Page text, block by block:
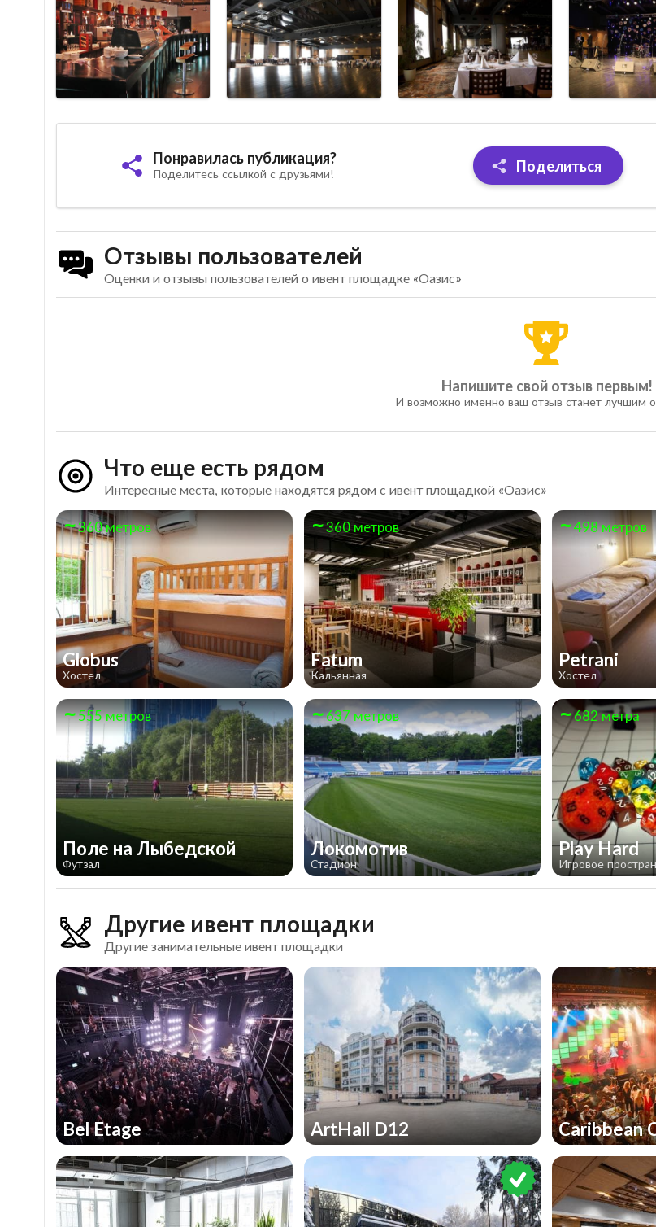
Понравилась публикация?
Поделитесь ссылкой с друзьями! Поделиться
Отзывы пользователей
Оценки и отзывы пользователей о ивент площадке «Оазис»
Напишите свой отзыв первым!
И возможно именно ваш отзыв станет лучшим
Что еще есть рядом
Интересные места, которые находятся рядом с ивент площадкой «Оазис»
360 метров
Globus
Хостел
360 метров
Fatum
Кальянная
498 метров
Petrani
Хостел
555 метров
Поле на Лыбедской
Футзал
637 метров
Локомотив
Стадион
682 метра
Play Hard
Игровое
Другие ивент площадки
Другие занимательные ивент площадки
Bel Etage ArtHall D12 Caribbean